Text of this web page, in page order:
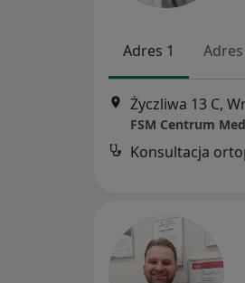
Adres 1
Życzliwa 13 C,
FSM Centrum
Konsultacja